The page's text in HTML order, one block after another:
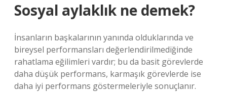
Sosyal aylaklık ne demek?
İnsanların başkalarının yanında olduklarında ve
bireysel performansları değerlendirilmediğinde
rahatlama eğilimleri vardır; bu da basit görevlerde
daha düşük performans, karmaşık görevlerde ise
daha iyi performans göstermeleriyle sonuçlanır.